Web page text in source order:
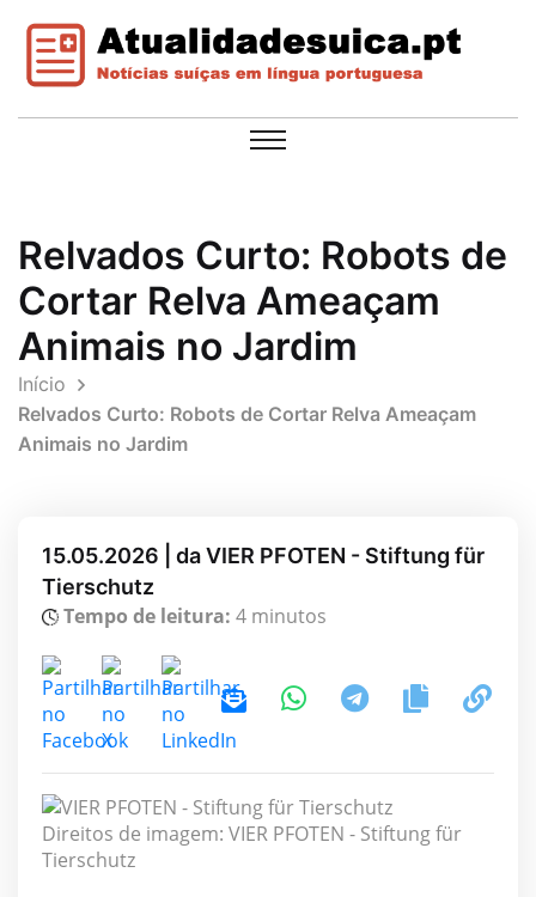
Relvados Curto: Robots de
Cortar Relva Ameaçam
Animais no Jardim
Início
Relvados Curto: Robots de Cortar Relva Ameaçam
Animais no Jardim
15.05.2026 | da VIER PFOTEN - Stiftung für
Tierschutz
Tempo de leitura: 4 minutos
Direitos de imagem: VIER PFOTEN - Stiftung für
Tierschutz